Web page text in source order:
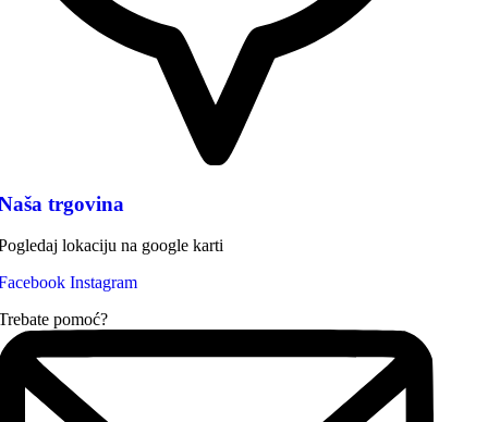
trgovina
lokaciju na google karti
Instagram
pomoć?